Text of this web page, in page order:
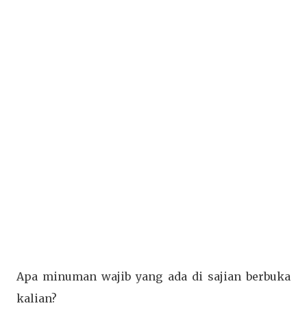
Apa minuman wajib yang ada di sajian berbuka
kalian?